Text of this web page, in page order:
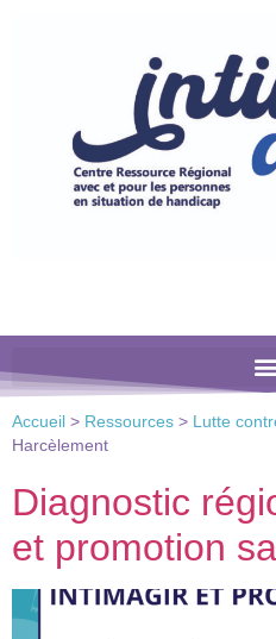
comprend
Accueil > Ressources > Lutte
Harcèlement
Diagnostic
et promotion